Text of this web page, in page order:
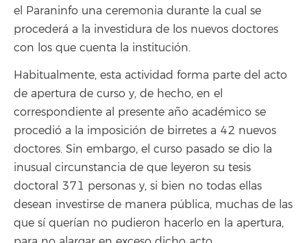
el Paraninfo una ceremonia durante la cual se
procederá a la investidura de los nuevos doctores
con los que cuenta la institución.
Habitualmente, esta actividad forma parte del acto
de apertura de curso y, de hecho, en el
correspondiente al presente año académico se
procedió a la imposición de birretes a 42 nuevos
doctores. Sin embargo, el curso pasado se dio la
inusual circunstancia de que leyeron su tesis
doctoral 371 personas y, si bien no todas ellas
desean investirse de manera pública, muchas de las
que sí querían no pudieron hacerlo en la apertura,